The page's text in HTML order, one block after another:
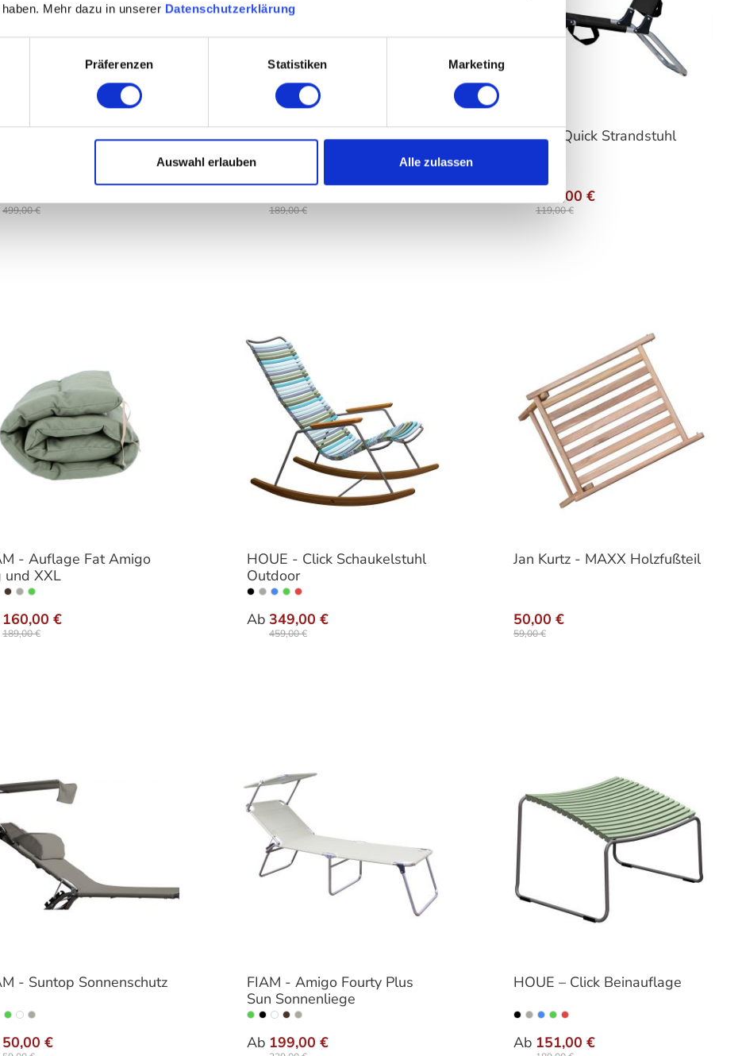
Mehr dazu in unserer Datenschutzerklärung
Präferenzen Statistiken Marketing
Auswahl erlauben Alle zulassen
- Click Sunrocker
499,00 €
auswählen
FIAM - Fiesta Sessel
189,00 €
Farbeauswählen
FIAM - Quick Strandstuhl
101,00 €
119,00 €
Farbe
- Auflage Fat Amigo
und XXL
160,00 €
189,00 €
HOUE - Click Schaukelstuhl
Outdoor
Ab 349,00 €
459,00 €
Jan Kurtz - MAXX Holzfußteil
50,00 €
59,00 €
- Suntop Sonnenschutz
50,00 €
FIAM - Amigo Fourty Plus
Sun Sonnenliege
Ab 199,00 €
HOUE – Click Beinauflage
Ab 151,00 €